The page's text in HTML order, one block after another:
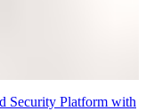
Security Platform with